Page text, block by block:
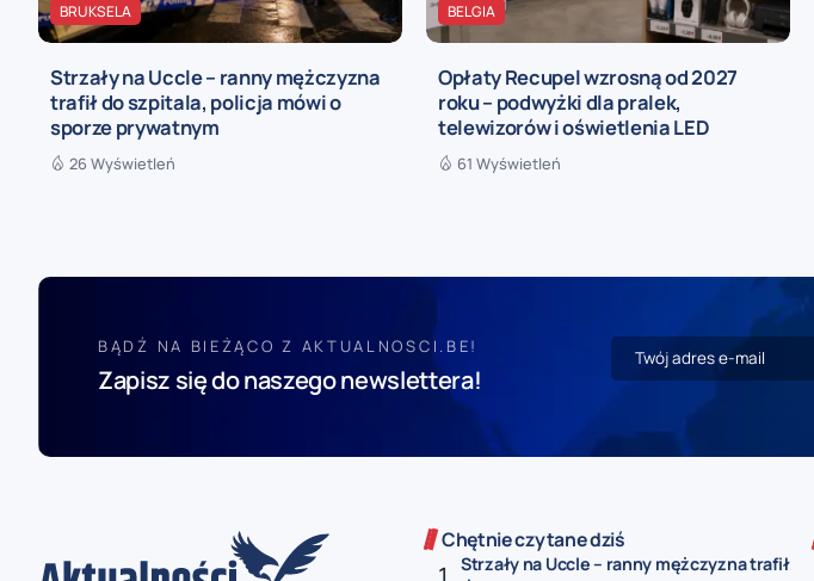
BRUKSELA
Strzały na Uccle – ranny mężczyzna
trafił do szpitala, policja mówi o
sporze prywatnym
26 Wyświetleń
BELGIA
Opłaty Recupel wzrosną od 2027
roku – podwyżki dla pralek,
telewizorów i oświetlenia LED
61 Wyświetleń
BĄDŹ NA BIEŻĄCO Z AKTUALNOSCI.BE!
Zapisz się do naszego newslettera!
Chętnie czytane dziś
Strzały na Uccle – ranny mężczyzna trafił